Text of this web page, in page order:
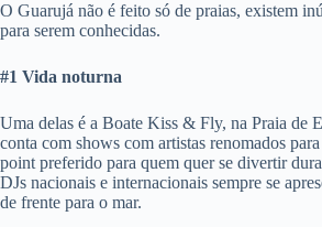
O Guarujá não é feito só de praias, existem
para serem conhecidas.
#1 Vida noturna
Uma delas é a Boate Kiss & Fly, na Praia de
conta com shows com artistas renomados
point preferido para quem quer se divertir
DJs nacionais e internacionais sempre se
de frente para o mar.